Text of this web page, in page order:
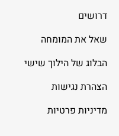
דרושים
שאל את המומחה
הבלוג של הילוך שישי
הצהרת נגישות
מדיניות פרטיות